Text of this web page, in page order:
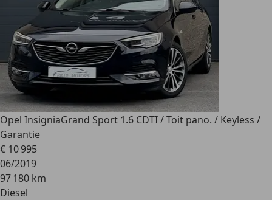
Opel InsigniaGrand Sport 1.6 CDTI / Toit pano. / Keyless /
Garantie
€ 10 995
06/2019
97 180 km
Diesel